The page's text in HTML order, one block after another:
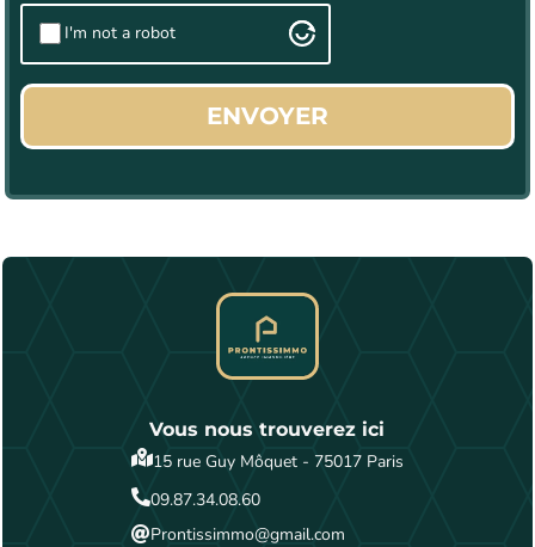
I'm not a robot
ENVOYER
Vous nous trouverez ici
15 rue Guy Môquet - 75017 Paris
09.87.34.08.60
Prontissimmo@gmail.com